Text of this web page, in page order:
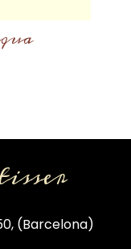
, (Barcelona)